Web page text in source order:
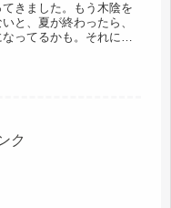
きました。もう木陰を
と、夏が終わったら、
ってるかも。それにし
ク